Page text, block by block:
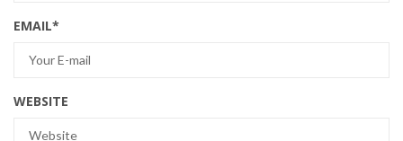
EMAIL*
WEBSITE